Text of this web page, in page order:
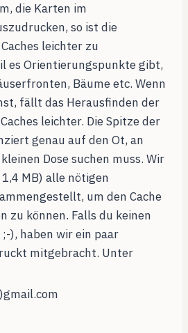
die Karten im
so ist die
leichter zu
es Orientierungspunkte gibt,
Bäume etc. Wenn
fällt das Herausfinden der
leichter. Die Spitze der
genau auf den Ot, an
Dose suchen muss. Wir
MB) alle nötigen
um den Cache
zu können. Falls du keinen
), haben wir ein paar
mitgebracht. Unter